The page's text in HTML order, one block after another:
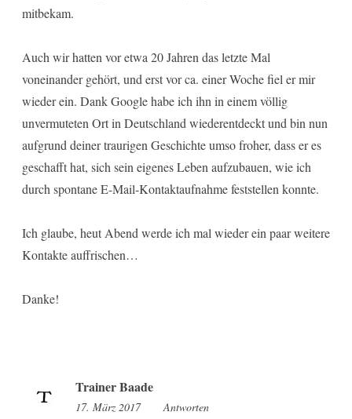
mitbekam.
Auch wir hatten vor etwa 20 Jahren das letzte Mal
voneinander gehört, und erst vor ca. einer Woche fiel er mir
wieder ein. Dank Google habe ich ihn in einem völlig
unvermuteten Ort in Deutschland wiederentdeckt und bin nun
aufgrund deiner traurigen Geschichte umso froher, dass er es
geschafft hat, sich sein eigenes Leben aufzubauen, wie ich
durch spontane E-Mail-Kontaktaufnahme feststellen konnte.
Ich glaube, heut Abend werde ich mal wieder ein paar weitere
Kontakte auffrischen…
Danke!
Trainer Baade
17. März 2017 14:22
Antworten